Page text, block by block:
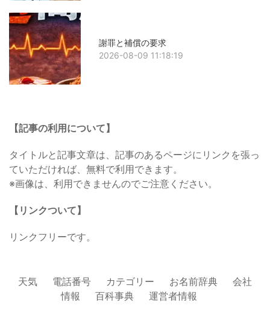
謝罪と補償の要求
2026-08-09 11:18:19
【記事の利用について】
タイトルと記事文章は、記事のあるページにリンクを張っ
ていただければ、無料で利用できます。
※画像は、利用できませんのでご注意ください。
【リンクついて】
リンクフリーです。
天気 電話番号 カテゴリー お名前辞典
会社
情報
百科事典 運営者情報